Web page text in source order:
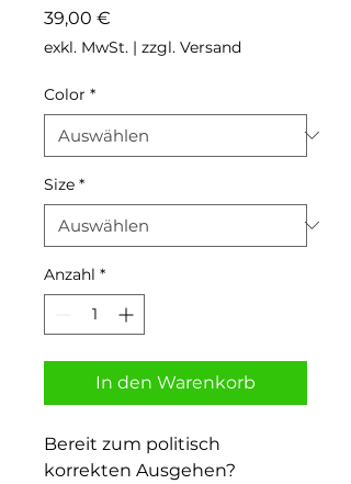
39,00 €
exkl. MwSt. | zzgl. Versand
Color *
Size *
Anzahl *
In den Warenkorb
Bereit zum politisch
korrekten Ausgehen?